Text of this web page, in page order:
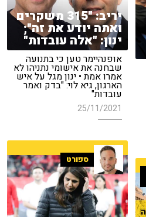
יריב: "315 משקרים
ואתה יודע את זה";
ינון: "אלה עובדות"
אופנהיימר טען כי בתנועה
שבחנה את אישומי נתניהו לא
אמרו אמת • ינון מגל על איש
הארגון, גיא לוי: "בדק ואמר
עובדות"
25/11/2021
ספורט